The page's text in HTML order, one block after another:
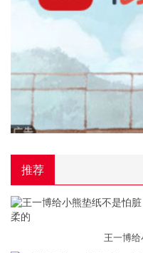
推荐
王一博